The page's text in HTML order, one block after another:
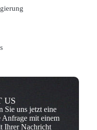
US
Sie uns jetzt eine
mit einem
Ihrer Nachricht